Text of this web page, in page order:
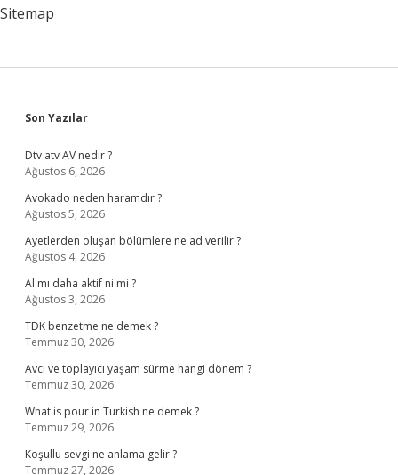
Sitemap
Sidebar
Son Yazılar
Dtv atv AV nedir ?
Ağustos 6, 2026
Avokado neden haramdır ?
Ağustos 5, 2026
Ayetlerden oluşan bölümlere ne ad verilir ?
Ağustos 4, 2026
Al mı daha aktif ni mi ?
Ağustos 3, 2026
TDK benzetme ne demek ?
Temmuz 30, 2026
Avcı ve toplayıcı yaşam sürme hangi dönem ?
Temmuz 30, 2026
What is pour in Turkish ne demek ?
Temmuz 29, 2026
Koşullu sevgi ne anlama gelir ?
Temmuz 27, 2026